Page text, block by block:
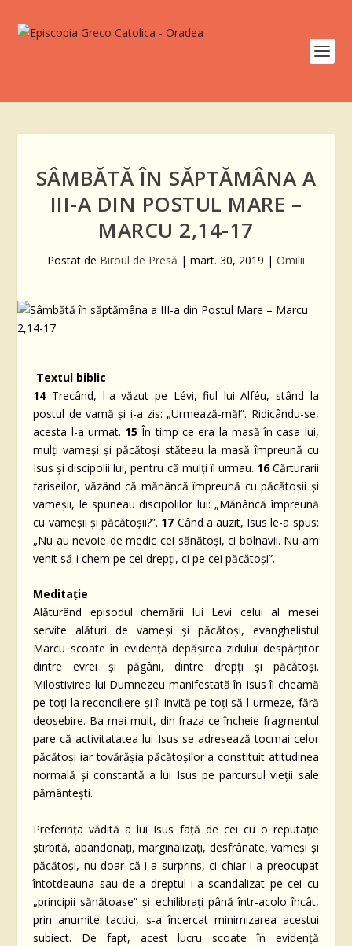
SÂMBĂTĂ ÎN SĂPTĂMÂNA A
III-A DIN POSTUL MARE –
MARCU 2,14-17
Postat de Biroul de Presă | mart. 30, 2019 | Omilii
Textul biblic
14Trecând, l-a văzut pe Lévi, fiul lui Alféu, stând la
postul de vamă şi i-a zis: „Urmează-mă!”. Ridicându-se,
acesta l-a urmat. 15 În timp ce era la masă în casa lui,
mulţi vameşi şi păcătoşi stăteau la masă împreună cu
Isus şi discipolii lui, pentru că mulţi îl urmau. 16Cărturarii
fariseilor, văzând că mănâncă împreună cu păcătoşii şi
vameşii, le spuneau discipolilor lui: „Mănâncă împreună
cu vameşii şi păcătoşii?”. 17 Când a auzit, Isus le-a spus:
„Nu au nevoie de medic cei sănătoşi, ci bolnavii. Nu am
venit să-i chem pe cei drepţi, ci pe cei păcătoşi”.
Meditaţie
Alăturând episodul chemării lui Levi celui al mesei
servite alături de vameşi şi păcătoşi, evanghelistul
Marcu scoate în evidenţă depăşirea zidului despărţitor
dintre evrei şi păgâni, dintre drepţi şi păcătoşi.
Milostivirea lui Dumnezeu manifestată în Isus îi cheamă
pe toţi la reconciliere şi îi invită pe toţi să-l urmeze, fără
deosebire. Ba mai mult, din fraza ce încheie fragmentul
pare că activitatatea lui Isus se adresează tocmai celor
păcătoşi iar tovărăşia păcătoşilor a constituit atitudinea
normală şi constantă a lui Isus pe parcursul vieţii sale
pământeşti.
Preferinţa vădită a lui Isus faţă de cei cu o reputaţie
ştirbită, abandonaţi, marginalizaţi, desfrânate, vameşi şi
păcătoşi, nu doar că i-a surprins, ci chiar i-a preocupat
întotdeauna sau de-a dreptul i-a scandalizat pe cei cu
„principii sănătoase” şi echilibraţi până într-acolo încât,
prin anumite tactici, s-a încercat minimizarea acestui
subiect. De fapt, acest lucru scoate în evidenţă